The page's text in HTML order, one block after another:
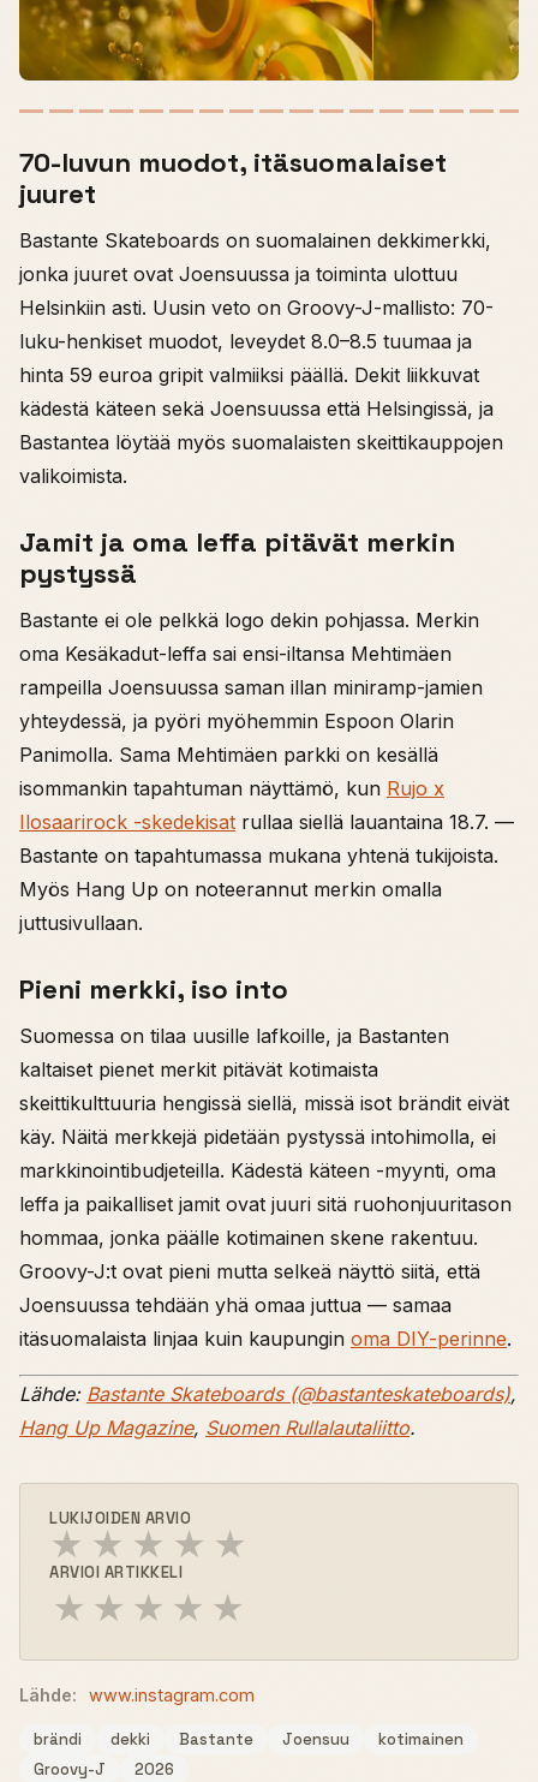
70-luvun muodot, itäsuomalaiset
juuret
Bastante Skateboards on suomalainen dekkimerkki,
jonka juuret ovat Joensuussa ja toiminta ulottuu
Helsinkiin asti. Uusin veto on Groovy-J-mallisto: 70-
luku-henkiset muodot, leveydet 8.0–8.5 tuumaa ja
hinta 59 euroa gripit valmiiksi päällä. Dekit liikkuvat
kädestä käteen sekä Joensuussa että Helsingissä, ja
Bastantea löytää myös suomalaisten skeittikauppojen
valikoimista.
Jamit ja oma leffa pitävät merkin
pystyssä
Bastante ei ole pelkkä logo dekin pohjassa. Merkin
oma Kesäkadut-leffa sai ensi-iltansa Mehtimäen
rampeilla Joensuussa saman illan miniramp-jamien
yhteydessä, ja pyöri myöhemmin Espoon Olarin
Panimolla. Sama Mehtimäen parkki on kesällä
isommankin tapahtuman näyttämö, kun Rujo x
Ilosaarirock -skedekisat rullaa siellä lauantaina 18.7. —
Bastante on tapahtumassa mukana yhtenä tukijoista.
Myös Hang Up on noteerannut merkin omalla
juttusivullaan.
Pieni merkki, iso into
Suomessa on tilaa uusille lafkoille, ja Bastanten
kaltaiset pienet merkit pitävät kotimaista
skeittikulttuuria hengissä siellä, missä isot brändit eivät
käy. Näitä merkkejä pidetään pystyssä intohimolla, ei
markkinointibudjeteilla. Kädestä käteen -myynti, oma
leffa ja paikalliset jamit ovat juuri sitä ruohonjuuritason
hommaa, jonka päälle kotimainen skene rakentuu.
Groovy-J:t ovat pieni mutta selkeä näyttö siitä, että
Joensuussa tehdään yhä omaa juttua — samaa
itäsuomalaista linjaa kuin kaupungin oma DIY-perinne.
Lähde: Bastante Skateboards (@bastanteskateboards),
Hang Up Magazine, Suomen Rullalautaliitto.
LUKIJOIDEN ARVIO
★ ★ ★ ★ ★
ARVIOI ARTIKKELI
★ ★ ★ ★ ★
Lähde: www.instagram.com
brändi dekki Bastante Joensuu
kotimainen
Groovy-J
2026